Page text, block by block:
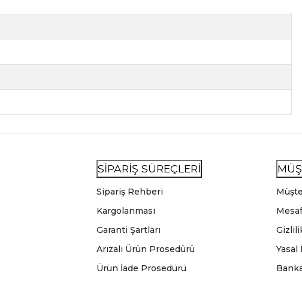
SİPARİŞ SÜREÇLERİ
Sipariş Rehberi
Kargolanması
Garanti Şartları
Arızalı Ürün Prosedürü
Ürün İade Prosedürü
Yasal